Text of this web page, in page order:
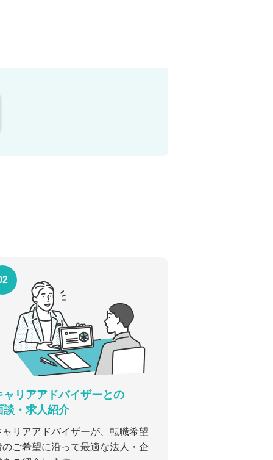
ャリアアドバイザーとの
談・求人紹介
ャリアアドバイザーが、転職希望
のご希望に沿って最適な法人・企